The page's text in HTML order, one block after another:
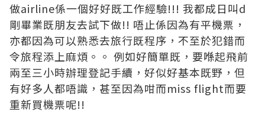
做airline係一個好好既工作經驗!!! 我都成日叫d
剛畢業既朋友去試下做!! 唔止係因為有平機票，
亦都因為可以熟悉去旅行既程序，不至於犯錯而
令旅程添上麻煩。。 例如好簡單既，要喺起飛前
兩至三小時辦理登記手續，好似好基本既野，但
有好多人都唔識，甚至因為咁而miss flight而要
重新買機票呢!!